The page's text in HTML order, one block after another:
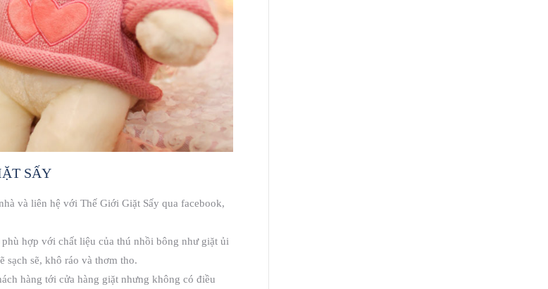
SẤY
và liên hệ với Thế Giới Giặt Sấy qua facebook,
hợp với chất liệu của thú nhồi bông như giặt ủi
sạch sẽ, khô ráo và thơm tho.
hàng tới cửa hàng giặt nhưng không có điều